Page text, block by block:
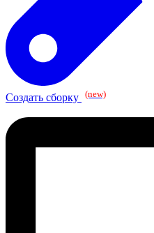
Создать сборку (new)